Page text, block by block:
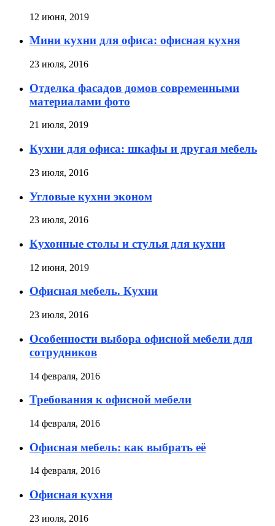
12 июня, 2019
Мини кухни для офиса: офисная кухня
23 июля, 2016
Отделка фасадов домов современными
материалами фото
21 июля, 2019
Кухни для офиса: шкафы и другая мебель
23 июля, 2016
Угловые кухни эконом
23 июля, 2016
Кухонные столы и стулья для кухни
12 июня, 2019
Офисная мебель. Кухни
23 июля, 2016
Особенности выбора офисной мебели для
сотрудников
14 февраля, 2016
Требования к офисной мебели
14 февраля, 2016
Офисная мебель: как выбрать её
14 февраля, 2016
Офисная кухня
23 июля, 2016